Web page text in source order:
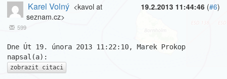
19.2.2013 11:44:46 (#6)
Karel Volný <kavol at
seznam.cz>
599
Dne Út 19. února 2013 11:22:10, Marek Prokop
zobrazit citaci